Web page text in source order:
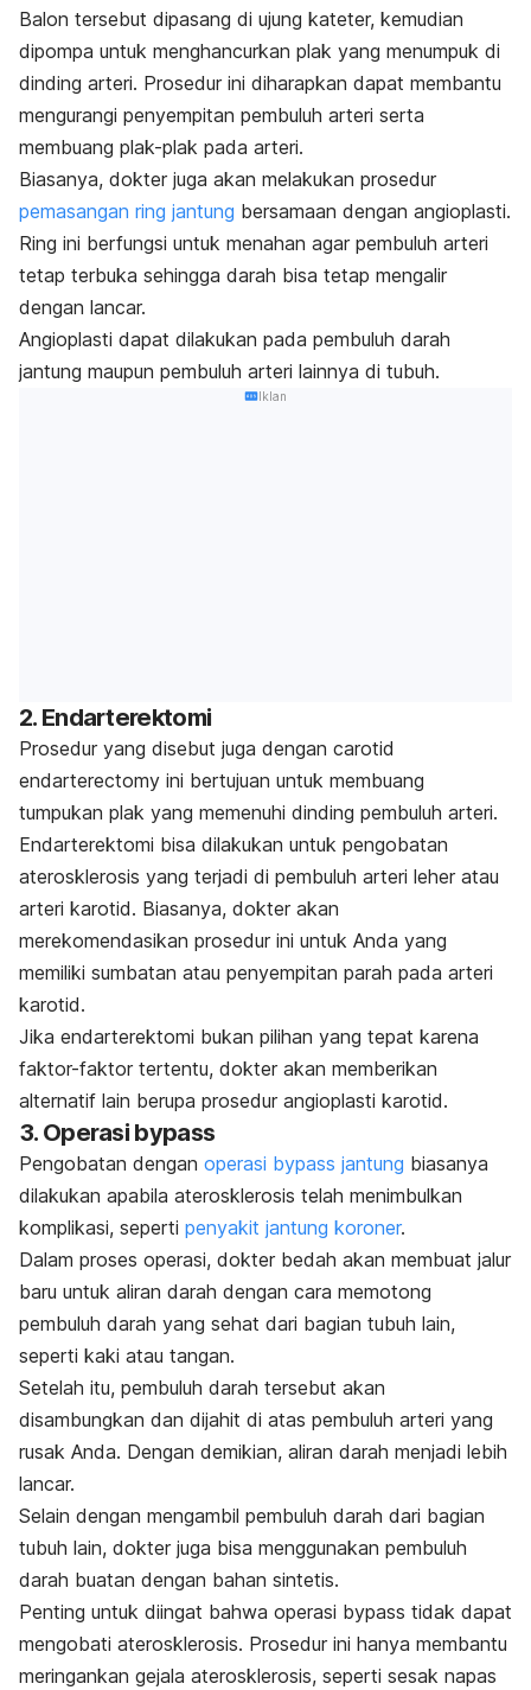
Balon tersebut dipasang di ujung kateter, kemudian
dipompa untuk menghancurkan plak yang menumpuk di
dinding arteri. Prosedur ini diharapkan dapat membantu
mengurangi penyempitan pembuluh arteri serta
membuang plak-plak pada arteri.
Biasanya, dokter juga akan melakukan prosedur
pemasangan ring jantung bersamaan dengan angioplasti.
Ring ini berfungsi untuk menahan agar pembuluh arteri
tetap terbuka sehingga darah bisa tetap mengalir
dengan lancar.
Angioplasti dapat dilakukan pada pembuluh darah
jantung maupun pembuluh arteri lainnya di tubuh.
Iklan
2. Endarterektomi
Prosedur yang disebut juga dengan carotid
endarterectomy ini bertujuan untuk membuang
tumpukan plak yang memenuhi dinding pembuluh arteri.
Endarterektomi bisa dilakukan untuk pengobatan
aterosklerosis yang terjadi di pembuluh arteri leher atau
arteri karotid. Biasanya, dokter akan
merekomendasikan prosedur ini untuk Anda yang
memiliki sumbatan atau penyempitan parah pada arteri
karotid.
Jika endarterektomi bukan pilihan yang tepat karena
faktor-faktor tertentu, dokter akan memberikan
alternatif lain berupa prosedur angioplasti karotid.
3. Operasi bypass
Pengobatan dengan operasi bypass jantung biasanya
dilakukan apabila aterosklerosis telah menimbulkan
komplikasi, seperti penyakit jantung koroner.
Dalam proses operasi, dokter bedah akan membuat jalur
baru untuk aliran darah dengan cara memotong
pembuluh darah yang sehat dari bagian tubuh lain,
seperti kaki atau tangan.
Setelah itu, pembuluh darah tersebut akan
disambungkan dan dijahit di atas pembuluh arteri yang
rusak Anda. Dengan demikian, aliran darah menjadi lebih
lancar.
Selain dengan mengambil pembuluh darah dari bagian
tubuh lain, dokter juga bisa menggunakan pembuluh
darah buatan dengan bahan sintetis.
Penting untuk diingat bahwa operasi bypass tidak dapat
mengobati aterosklerosis. Prosedur ini hanya membantu
meringankan gejala aterosklerosis, seperti sesak napas